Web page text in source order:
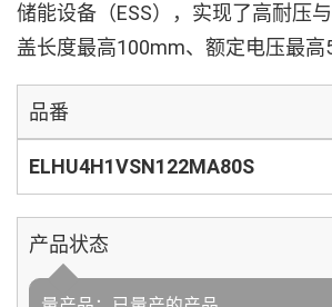
储能设备（ESS），实现了高耐压
盖长度最高100mm、额定电压最高
品番
ELHU4H1VSN122MA80S
产品状态